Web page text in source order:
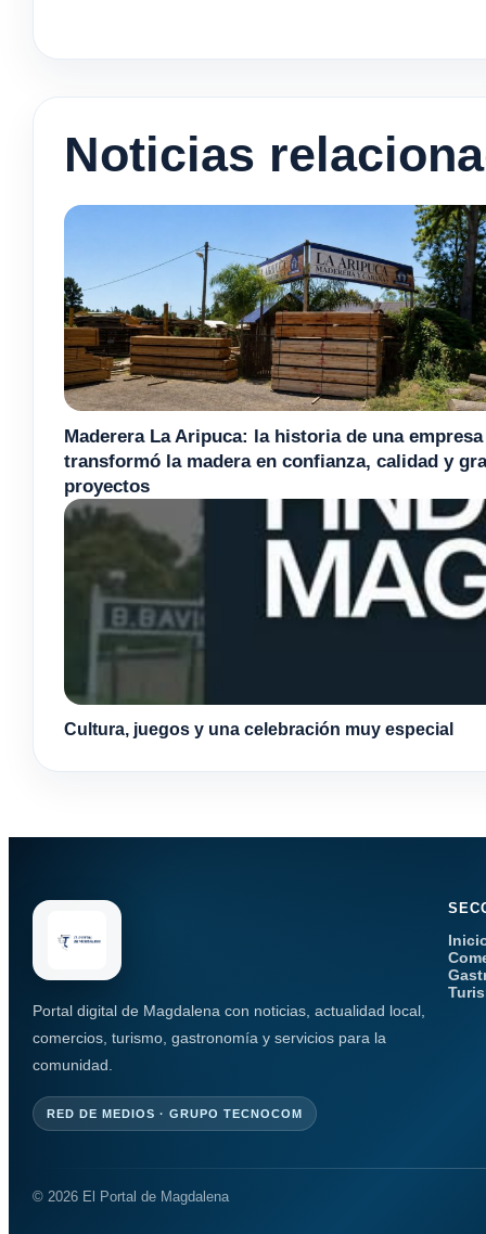
Noticias
Maderera La Aripuca: la historia de una
transformó la madera en confianza, calidad y
proyectos
Cultura, juegos y una celebración muy especial
Portal digital de Magdalena con noticias, actualidad local,
comercios, turismo, gastronomía y servicios para la
comunidad.
RED DE MEDIOS · GRUPO TECNOCOM
© 2026 El Portal de Magdalena